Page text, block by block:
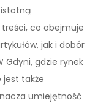
istotną
co obejmuje
jak i dobór
Gdyni, gdzie rynek
jest także
umiejętność